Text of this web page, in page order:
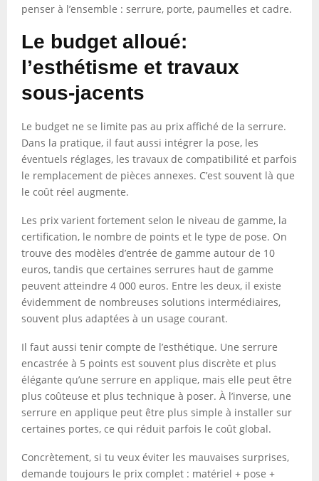
penser à l’ensemble : serrure, porte, paumelles et cadre.
Le budget alloué:
l’esthétisme et travaux
sous-jacents
Le budget ne se limite pas au prix affiché de la serrure.
Dans la pratique, il faut aussi intégrer la pose, les
éventuels réglages, les travaux de compatibilité et parfois
le remplacement de pièces annexes. C’est souvent là que
le coût réel augmente.
Les prix varient fortement selon le niveau de gamme, la
certification, le nombre de points et le type de pose. On
trouve des modèles d’entrée de gamme autour de 10
euros, tandis que certaines serrures haut de gamme
peuvent atteindre 4 000 euros. Entre les deux, il existe
évidemment de nombreuses solutions intermédiaires,
souvent plus adaptées à un usage courant.
Il faut aussi tenir compte de l’esthétique. Une serrure
encastrée à 5 points est souvent plus discrète et plus
élégante qu’une serrure en applique, mais elle peut être
plus coûteuse et plus technique à poser. À l’inverse, une
serrure en applique peut être plus simple à installer sur
certaines portes, ce qui réduit parfois le coût global.
Concrètement, si tu veux éviter les mauvaises surprises,
demande toujours le prix complet : matériel + pose +